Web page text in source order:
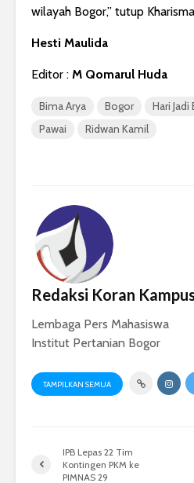
wilayah Bogor,” tutup
Hesti Maulida
Editor : M Qomarul Huda
Bima Arya Bogor Hari
Pawai
Ridwan Kamil
Redaksi Koran
Lembaga Pers Mahasiswa
Institut Pertanian Bogor
TAMPILKAN SEMUA
IPB Lepas 22 Tim
Kontingen PKM ke
PIMNAS 29